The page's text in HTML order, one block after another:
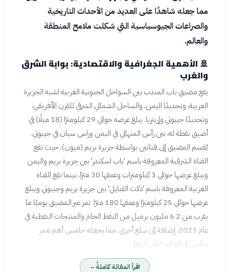
مما جعله شاهدًا على العديد من الأحداث التاريخية
والصراعات الجيوسياسية التي شكلت ملامح المنطقة
والعالم.
🚢 الأهمية الجغرافية والاقتصادية: بوابة الشرق
والغرب
يقع مضيق باب المندب بين السواحل الجنوبية الغربية لشبه الجزيرة
العربية، وتحديدًا اليمن، والساحل الشمالي الشرقي للقرن الأفريقي،
وتحديدًا جيبوتي وإريتريا. يبلغ عرضه حوالي 29 كيلومترًا (18 ميلًا) في
أضيق نقطة له، بين رأس المنهالي في اليمن وراس سيان في جيبوتي.
يُقسم المضيق إلى قناتين بواسطة جزيرة بريم (ميون)، حيث تقع
القناة الشرقية المعروفة باسم 'باب اسكندر' بين جزيرة بريم واليمن
ويبلغ عرضها حوالي 3 كيلومترات وعمقها 30 مترًا، بينما تقع القناة
الغربية المعروفة باسم 'دكت القبايل' بين جزيرة بريم وجيبوتي ويبلغ
عرضها حوالي 25 كيلومترًا وعمقها 180 مترًا. تمر عبر المضيق يوميًا ما
يقرب من 6.2 مليون برميل من النفط الخام والمنتجات النفطية في
عام 2023، إضافة إلى سلع أخرى، مما يجعله خامس أهم ممر
ملاحي في العالم لنقل النفط.
اقرأ المقالة كاملةً←